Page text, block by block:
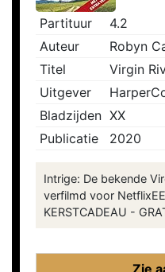
Partituur
4.2
Auteur
Robyn
Titel
Virgin
Uitgever
Bladzijden XX
Publicatie
2020
Intrige: De bekende
verfilmd voor
KERSTCADEAU -